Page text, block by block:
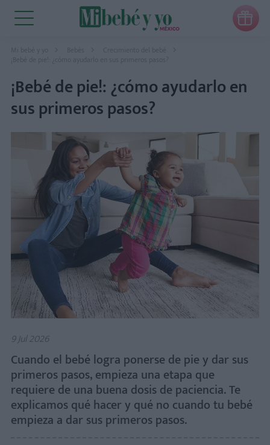

Mi bebé y yo Bebés
Crecimiento del bebé
¡Bebé de pie!: ¿cómo ayudarlo en sus primeros pasos?
¡Bebé de pie!: ¿cómo ayudarlo en
sus primeros pasos?
9 Jul 2026
Cuando el bebé logra ponerse de pie y dar sus
primeros pasos, empieza una etapa que
requiere de una buena dosis de paciencia. Te
explicamos qué hacer y qué no cuando tu bebé
empieza a dar sus primeros pasos.